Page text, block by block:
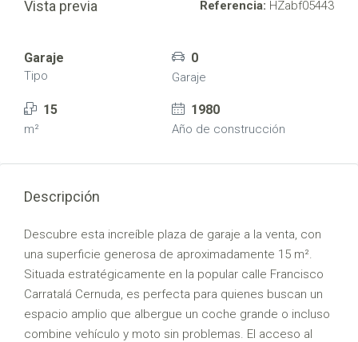
Vista previa Referencia: HZabf05443
Garaje
Tipo
0
Garaje
15
m²
1980
Año de construcción
Descripción
Descubre esta increíble plaza de garaje a la venta, con
una superficie generosa de aproximadamente 15 m².
Situada estratégicamente en la popular calle Francisco
Carratalá Cernuda, es perfecta para quienes buscan un
espacio amplio que albergue un coche grande o incluso
combine vehículo y moto sin problemas. El acceso al